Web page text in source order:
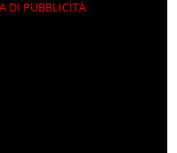
DI PUBBLICITÀ